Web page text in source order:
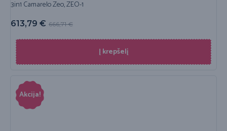
3in1 Camarelo Zeo, ZEO-1
666,71€
613,79 €
Į krepšelį
Akcija!